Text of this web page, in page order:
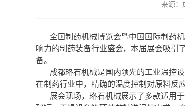
来源：
全国制药机械博览会暨中国国际制药
响力的制药装备行业盛会，本届展会吸引
备。
成都珞石机械是国内领先的工业温控
在制药行业中，精确的温度控制对原料反
展会现场，珞石机械展示了多款适用